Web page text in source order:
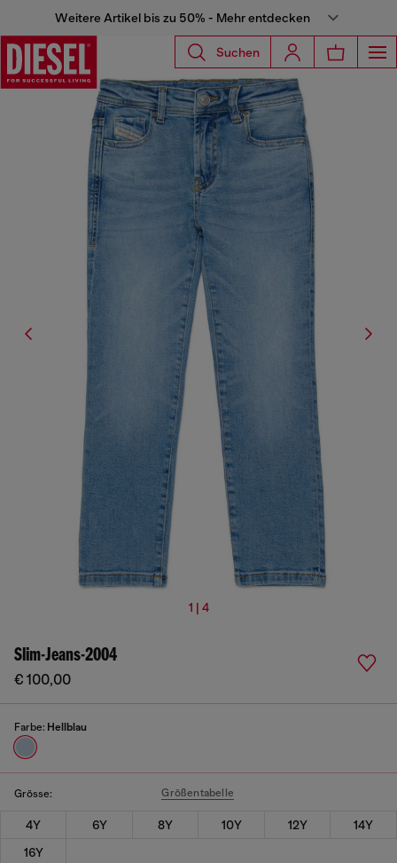
Weitere Artikel bis zu 50% - Mehr entdecken
Suchen
1 | 4
Slim-Jeans-2004
€ 100,00
Farbe: Hellblau
Grösse: Größentabelle
4Y 6Y 8Y 10Y 12Y
14Y
16Y